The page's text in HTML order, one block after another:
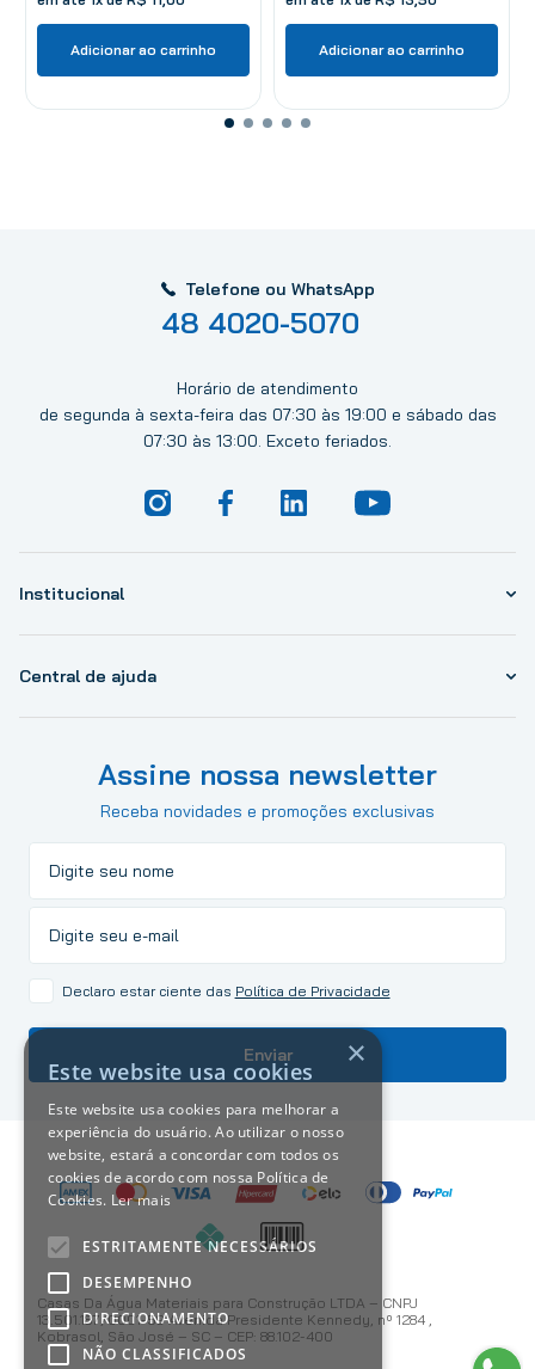
Adicionar ao carrinho Adicionar ao carrinho
Telefone ou WhatsApp
48 4020-5070
Horário de atendimento
de segunda à sexta-feira das 07:30 às 19:00 e sábado das
07:30 às 13:00. Exceto feriados.
Institucional
Central de ajuda
Assine nossa newsletter
Receba novidades e promoções exclusivas
Declaro estar ciente das Política de Privacidade
Enviar
Casas Da Água Materiais para Construção LTDA – CNPJ
13.501.187/0001-59 Avenida Presidente Kennedy, nº 1284 ,
Kobrasol, São José – SC – CEP: 88.102-400
×
Este website usa cookies
Este website usa cookies para melhorar a
experiência do usuário. Ao utilizar o nosso
website, estará a concordar com todos os
cookies de acordo com nossa Política de
Cookies. Ler mais
ESTRITAMENTE NECESSÁRIOS
DESEMPENHO
DIRECIONAMENTO
NÃO CLASSIFICADOS